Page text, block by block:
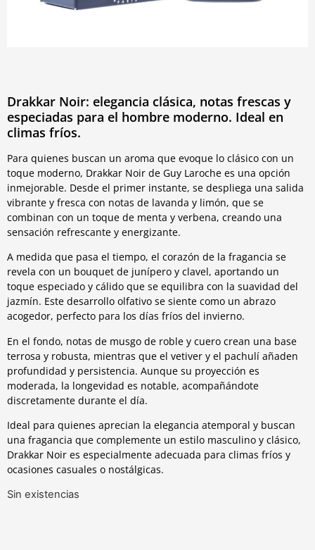
Drakkar Noir: elegancia clásica, notas frescas y
especiadas para el hombre moderno. Ideal en
climas fríos.
Para quienes buscan un aroma que evoque lo clásico con un
toque moderno, Drakkar Noir de Guy Laroche es una opción
inmejorable. Desde el primer instante, se despliega una salida
vibrante y fresca con notas de lavanda y limón, que se
combinan con un toque de menta y verbena, creando una
sensación refrescante y energizante.
A medida que pasa el tiempo, el corazón de la fragancia se
revela con un bouquet de junípero y clavel, aportando un
toque especiado y cálido que se equilibra con la suavidad del
jazmín. Este desarrollo olfativo se siente como un abrazo
acogedor, perfecto para los días fríos del invierno.
En el fondo, notas de musgo de roble y cuero crean una base
terrosa y robusta, mientras que el vetiver y el pachulí añaden
profundidad y persistencia. Aunque su proyección es
moderada, la longevidad es notable, acompañándote
discretamente durante el día.
Ideal para quienes aprecian la elegancia atemporal y buscan
una fragancia que complemente un estilo masculino y clásico,
Drakkar Noir es especialmente adecuada para climas fríos y
ocasiones casuales o nostálgicas.
Sin existencias